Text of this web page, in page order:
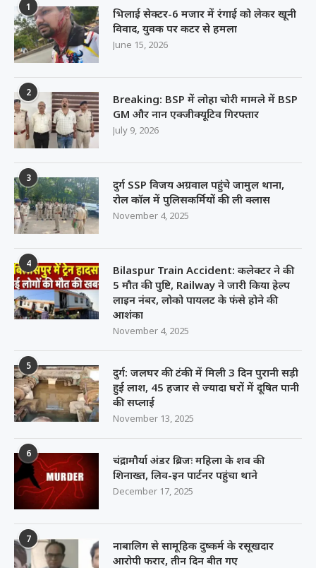
1
भिलाई सेक्टर-6 मजार में रंगाई को लेकर खूनी
विवाद, युवक पर कटर से हमला
June 15, 2026
2
Breaking: BSP में लोहा चोरी मामले में BSP
GM और नान एक्जीक्यूटिव गिरफ्तार
July 9, 2026
3
दुर्ग SSP विजय अग्रवाल पहुंचे जामुल थाना,
रोल कॉल में पुलिसकर्मियों की ली क्लास
November 4, 2025
4
Bilaspur Train Accident: कलेक्टर ने की
5 मौत की पुष्टि, Railway ने जारी किया हेल्प
लाइन नंबर, लोको पायलट के फंसे होने की
आशंका
November 4, 2025
5
दुर्ग: जलघर की टंकी में मिली 3 दिन पुरानी सड़ी
हुई लाश, 45 हजार से ज्यादा घरों में दूषित पानी
की सप्लाई
November 13, 2025
6
चंद्रामौर्या अंडर ब्रिजः महिला के शव की
शिनाख्त, लिव-इन पार्टनर पहुंचा थाने
December 17, 2025
7
नाबालिग से सामूहिक दुष्कर्म के रसूखदार
आरोपी फरार, तीन दिन बीत गए